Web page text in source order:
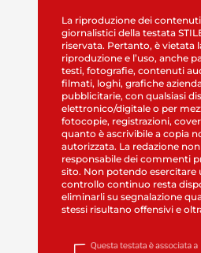
La riproduzione dei contenuti
giornalistici della testata
riservata. Pertanto, è vietata
riproduzione e l’uso, anche
testi, fotografie, contenuti
filmati, loghi, grafiche
pubblicitarie, con qualsiasi
elettronico/digitale o per
fotocopie, registrazioni,
quanto è ascrivibile a copia
autorizzata. La redazione
responsabile dei commenti
sito. Non potendo esercitare
controllo continuo resta
eliminarli su segnalazione
stessi risultano offensivi e